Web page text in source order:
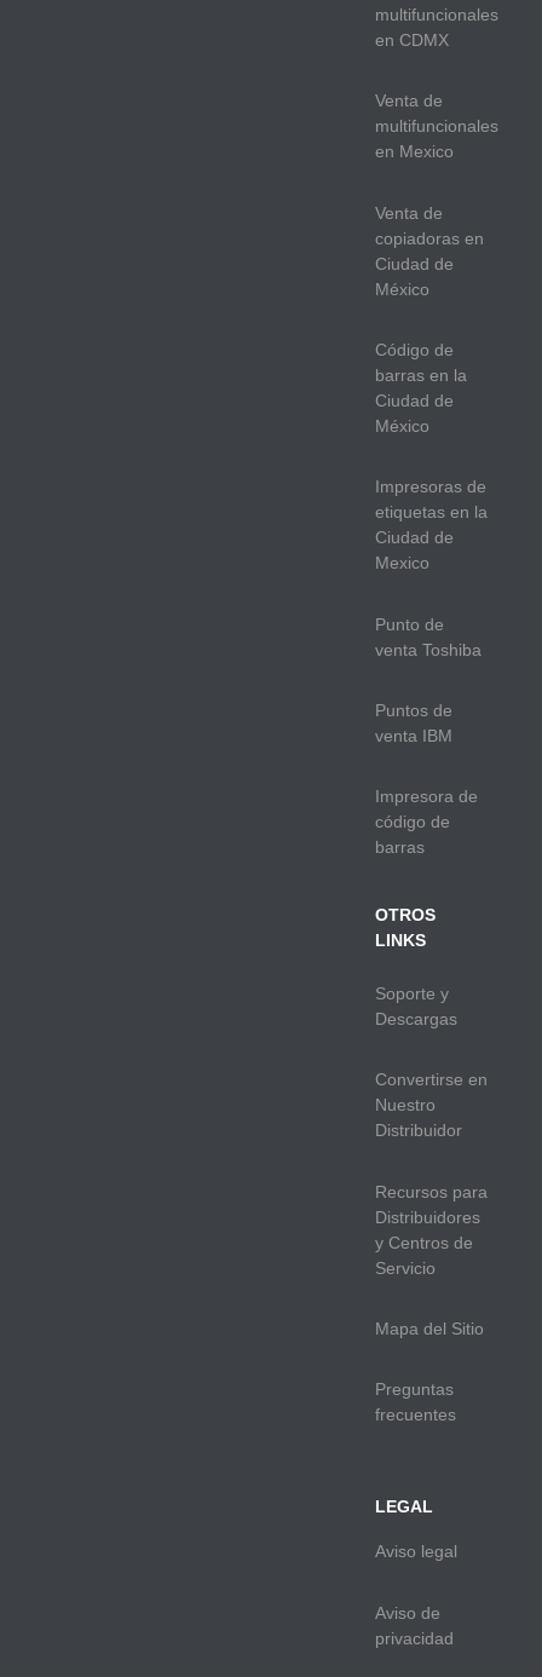
multifuncionales
en CDMX
Venta de
multifuncionales
en Mexico
Venta de
copiadoras en
Ciudad de
México
Código de
barras en la
Ciudad de
México
Impresoras de
etiquetas en la
Ciudad de
Mexico
Punto de
venta Toshiba
Puntos de
venta IBM
Impresora de
código de
barras
OTROS
LINKS
Soporte y
Descargas
Convertirse en
Nuestro
Distribuidor
Recursos para
Distribuidores
y Centros de
Servicio
Mapa del Sitio
Preguntas
frecuentes
LEGAL
Aviso legal
Aviso de
privacidad